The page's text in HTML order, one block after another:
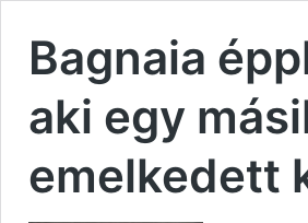
Bagnaia
aki egy
emelkedett